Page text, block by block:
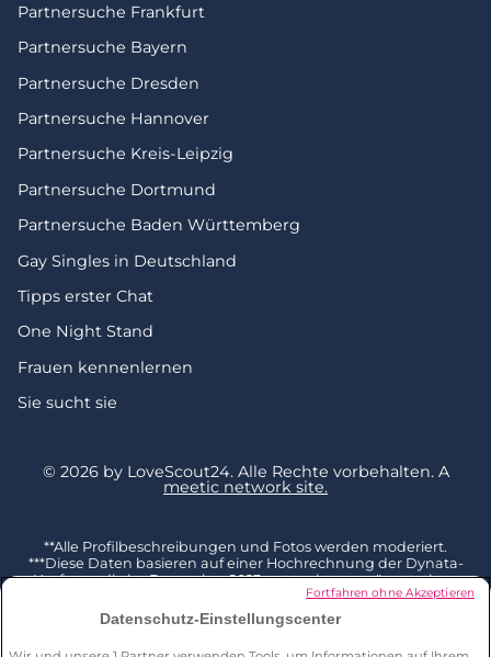
Partnersuche Frankfurt
Partnersuche Bayern
Partnersuche Dresden
Partnersuche Hannover
Partnersuche Kreis-Leipzig
Partnersuche Dortmund
Partnersuche Baden Württemberg
Gay Singles in Deutschland
Tipps erster Chat
One Night Stand
Frauen kennenlernen
Sie sucht sie
© 2026 by LoveScout24. Alle Rechte vorbehalten. A
meetic network site.
**Alle Profilbeschreibungen und Fotos werden moderiert.
***Diese Daten basieren auf einer Hochrechnung der Dynata-
Umfrage, die im Dezember 2023 unter einer repräsentativen
Stichprobe von 2002 Befragten ab 18 Jahren in Deutschland
durchgeführt und mit der Gesamtbevölkerung dieser
Altersgruppe (Quelle Eurostat 2023) kombiniert wurde. 3 % der
Datenschutz-Einstellungscenter
Fortfahren ohne Akzeptieren